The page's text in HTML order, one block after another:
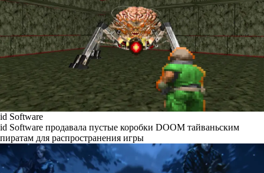
id Software
id Software продавала пустые коробки DOOM тайваньским
пиратам для распространения игры